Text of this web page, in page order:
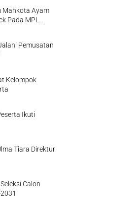
Mahkota Ayam
Pada MPL
Pemusatan
Kelompok
Ikuti
Tiara Direktur
Calon